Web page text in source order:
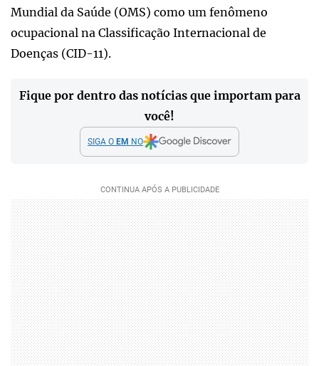
Mundial da Saúde (OMS) como um fenômeno
ocupacional na Classificação Internacional de
Doenças (CID-11).
Fique por dentro das notícias que importam para
você!
SIGA O EM NO